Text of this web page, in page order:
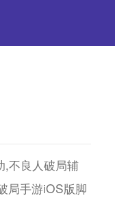
,不良人破局辅
局手游iOS版脚